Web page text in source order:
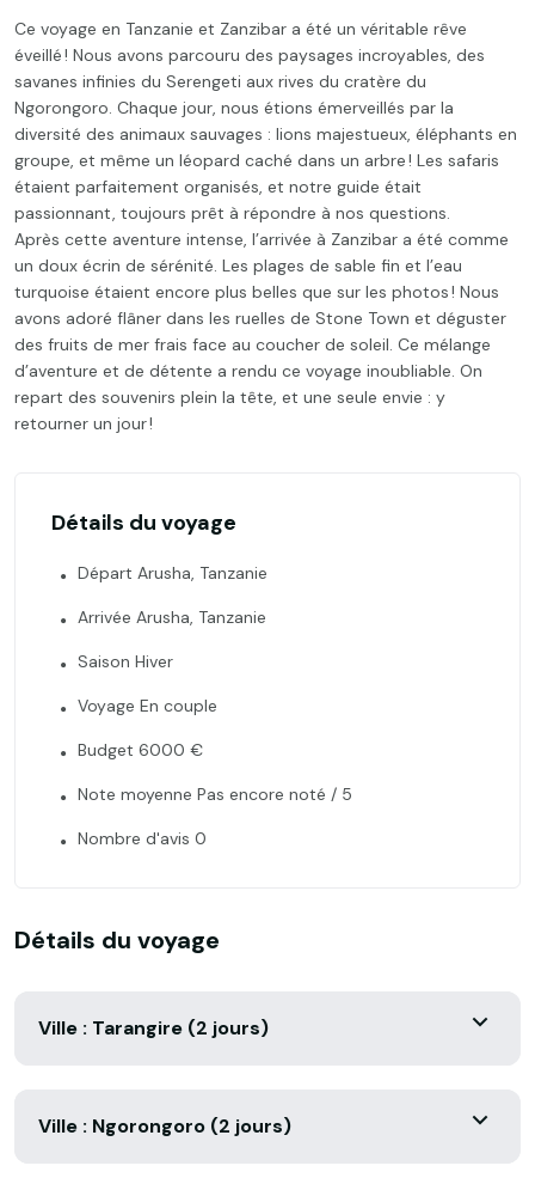
Ce voyage en Tanzanie et Zanzibar a été un véritable rêve
éveillé ! Nous avons parcouru des paysages incroyables, des
savanes infinies du Serengeti aux rives du cratère du
Ngorongoro. Chaque jour, nous étions émerveillés par la
diversité des animaux sauvages : lions majestueux, éléphants en
groupe, et même un léopard caché dans un arbre ! Les safaris
étaient parfaitement organisés, et notre guide était
passionnant, toujours prêt à répondre à nos questions.
Après cette aventure intense, l’arrivée à Zanzibar a été comme
un doux écrin de sérénité. Les plages de sable fin et l’eau
turquoise étaient encore plus belles que sur les photos ! Nous
avons adoré flâner dans les ruelles de Stone Town et déguster
des fruits de mer frais face au coucher de soleil. Ce mélange
d’aventure et de détente a rendu ce voyage inoubliable. On
repart des souvenirs plein la tête, et une seule envie : y
retourner un jour !
Détails du voyage
Départ Arusha, Tanzanie
Arrivée Arusha, Tanzanie
Saison Hiver
Voyage En couple
Budget 6000 €
Note moyenne Pas encore noté / 5
Nombre d'avis 0
Détails du voyage
Ville : Tarangire (2 jours)
Ville : Ngorongoro (2 jours)